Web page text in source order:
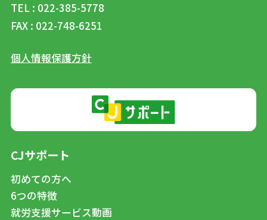
TEL : 022-385-5778
FAX : 022-748-6251
個人情報保護方針
CJサポート
初めての方へ
6つの特徴
就労支援サービス動画